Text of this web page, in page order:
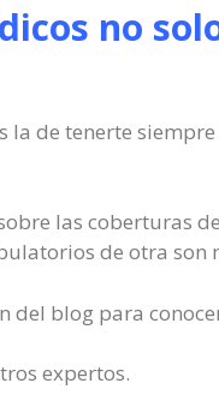
no
de tenerte
las coberturas
de otra son
del blog para
expertos.